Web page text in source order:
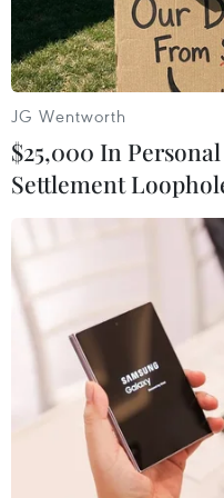
Ứng viên tham gia
Sáng nay, ngày 13/
phái đoàn Ngoại
kiếm ứng viên Việt
trình học bổng Học
JG Wentworth
$25,000 In
Settlement